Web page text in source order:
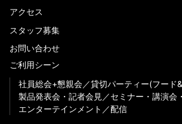
アクセス
スタッフ募集
お問い合わせ
ご利用シーン
社員総会+懇親会
貸切パーティー(フード
製品発表会・記者会見
セミナー・講演会
エンターテインメント
配信